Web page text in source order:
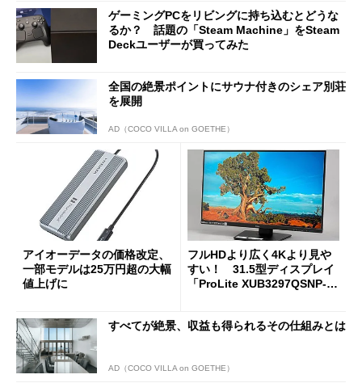
ゲーミングPCをリビングに持ち込むとどうな
るか？ 話題の「Steam Machine」をSteam
Deckユーザーが買ってみた
全国の絶景ポイントにサウナ付きのシェア別荘
を展開
AD（COCO VILLA on GOETHE）
アイオーデータの価格改定、
一部モデルは25万円超の大幅
値上げに
フルHDより広く4Kより見や
すい！ 31.5型ディスプレイ
「ProLite XUB3297QSNP-B
すべてが絶景、収益も得られるその仕組みとは
AD（COCO VILLA on GOETHE）